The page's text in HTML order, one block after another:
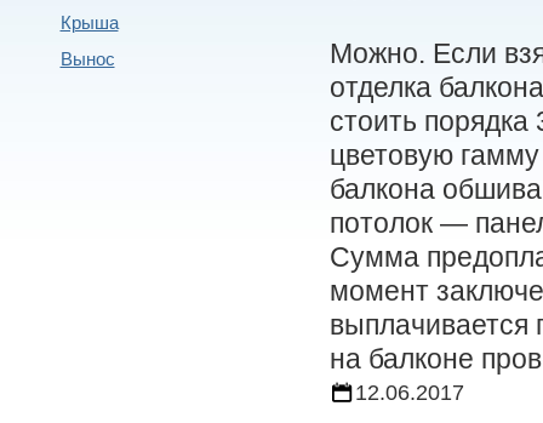
Крыша
Вынос
Можно. Если
отделка
стоить
цветовую
балкона
потолок —
Сумма
момент
выплачивается
на балконе
12.06.2017